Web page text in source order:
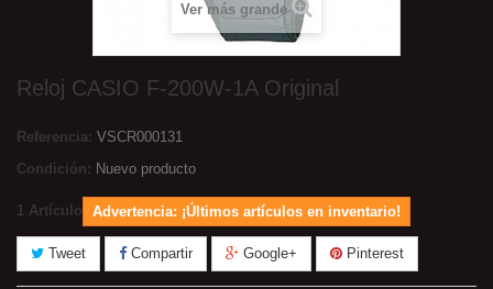
Ver más grande
Reloj CASIO F-200W-1A Original
Referencia: VSCR000131
Condición: Nuevo producto
1 Artículo Advertencia: ¡Últimos artículos en inventario!
Tweet Compartir Google+ Pinterest